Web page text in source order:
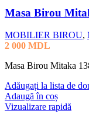
Masa Birou
MOBILIER BIROU,
2 000 MDL
Masa Birou Mitaka
Adăugați la lista de
Adaugă în coș
Vizualizare rapidă